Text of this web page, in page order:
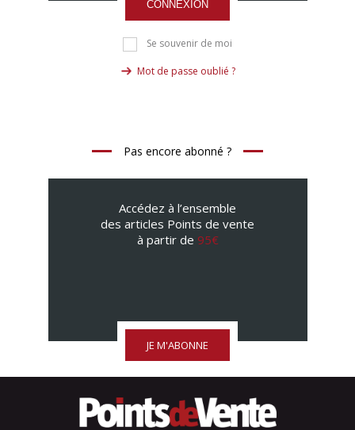
CONNEXION
Se souvenir de moi
Mot de passe oublié ?
Pas encore abonné ?
Accédez à l’ensemble
des articles Points de vente
à partir de 95€
JE M'ABONNE